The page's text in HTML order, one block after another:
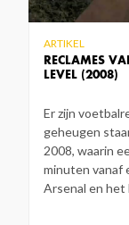
RECLAMES
LEVEL (2008)
ARTIKEL
Er zijn
geheugen
2008, waarin
minuten vanaf
Arsenal en het